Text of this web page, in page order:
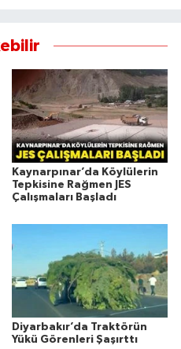
Kaynarpınar’da Köylülerin
Tepkisine Rağmen JES
Çalışmaları Başladı
Diyarbakır’da Traktörün
Yükü Görenleri Şaşırttı